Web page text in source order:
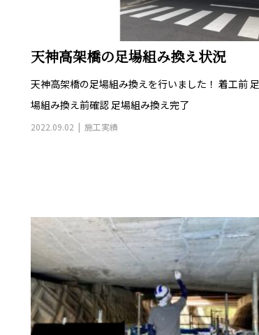
天神高架橋の足場組み換え状況
天神高架橋の足場組み換えを行いました！ 着工前 足
場組み換え前確認 足場組み換え完了
2022.09.02 施工実績